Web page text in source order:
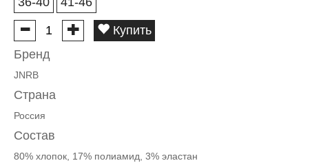
Купить
Бренд
JNRB
Страна
Россия
Состав
80% хлопок, 17% полиамид, 3% эластан